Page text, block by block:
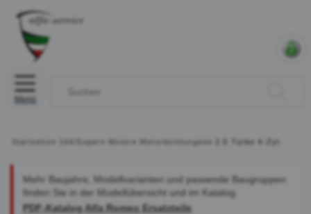
Menü
Startseite » 164/Super » » Motordichtungen » 2.0 Turbo 4-Zyl.
Mehr Baujahre, Modellvarianten und passende Baugruppen
finden Sie in der Modellübersicht und im Katalog.
PDF-Katalog Alfa Romeo Ersatzteile